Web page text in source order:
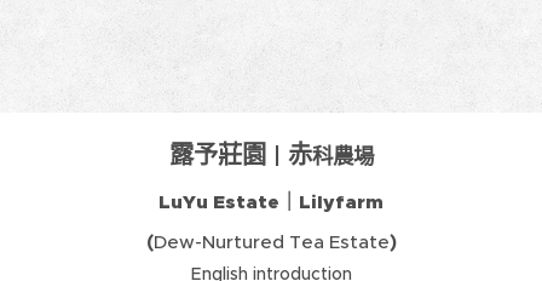
露予莊園 | 赤科農場
LuYu Estate｜Lilyfarm
(Dew-Nurtured Tea Estate)
English introduction